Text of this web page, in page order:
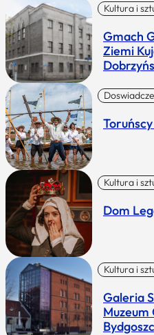
Kultura i
Gmach
Ziemi
Kultura i
Dom
Kultura i
Galeria